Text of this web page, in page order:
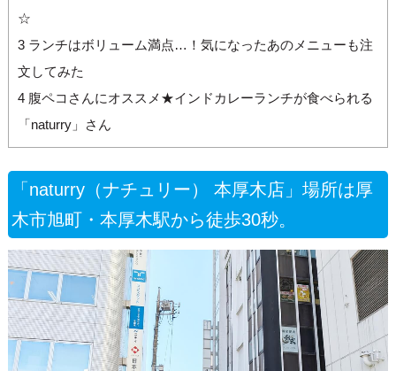
☆
3ランチはボリューム満点…！気になったあのメニューも注
文してみた
4腹ペコさんにオススメ★インドカレーランチが食べられる
「naturry」さん
「naturry（ナチュリー） 本厚木店」場所は厚
木市旭町・本厚木駅から徒歩30秒。